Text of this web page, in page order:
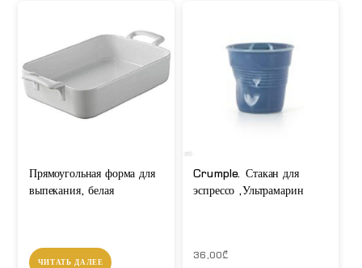
Прямоугольная форма для
выпекания, белая
ЧИТАТЬ ДАЛЕЕ
Crumple. Стакан для
эспрессо ,Ультрамарин
36,00₾